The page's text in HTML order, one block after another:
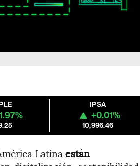
IPSA
+0.01%
10,996.46
Latina están